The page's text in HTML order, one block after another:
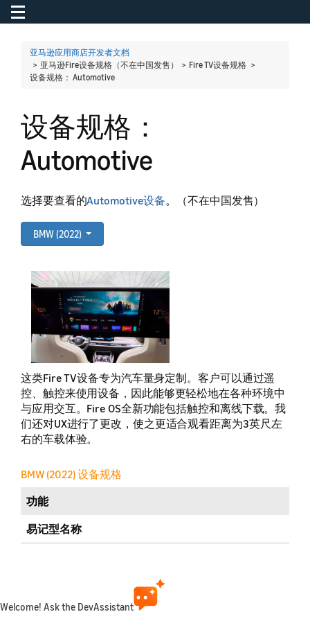
Toggle navigation
亚马逊应用商店开发者文档
> 亚马逊Fire设备规格（不在中国发售） > Fire TV设备规格 >
设备规格： Automotive
设备规格：
Automotive
选择要查看的Automotive设备。（不在中国发售）
BMW (2022)
这类Fire TV设备专为汽车量身定制。客户可以通过遥
控、触控来使用设备，因此能够更轻松地在各种环境中
与应用交互。Fire OS全新功能包括触控和离线下载。我
们还对UX进行了更改，使之更适合观看距离为3英尺左
右的车载体验。
BMW (2022) 设备规格
功能
易记型名称
（更多详情）
Welcome! Ask the DevAssistant